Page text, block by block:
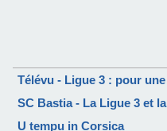
Télévu - Ligue 3 : pour
SC Bastia - La Ligue 3 et
U tempu in Corsica